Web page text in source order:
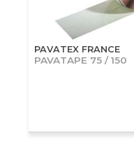
PAVATEX FRANCE
PAVATAPE 75 / 150